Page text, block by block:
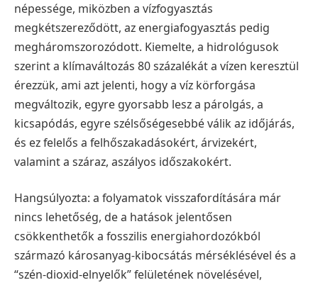
népessége, miközben a vízfogyasztás
megkétszereződött, az energiafogyasztás pedig
megháromszorozódott. Kiemelte, a hidrológusok
szerint a klímaváltozás 80 százalékát a vízen keresztül
érezzük, ami azt jelenti, hogy a víz körforgása
megváltozik, egyre gyorsabb lesz a párolgás, a
kicsapódás, egyre szélsőségesebbé válik az időjárás,
és ez felelős a felhőszakadásokért, árvizekért,
valamint a száraz, aszályos időszakokért.
Hangsúlyozta: a folyamatok visszafordítására már
nincs lehetőség, de a hatások jelentősen
csökkenthetők a fosszilis energiahordozókból
származó károsanyag-kibocsátás mérséklésével és a
“szén-dioxid-elnyelők” felületének növelésével,